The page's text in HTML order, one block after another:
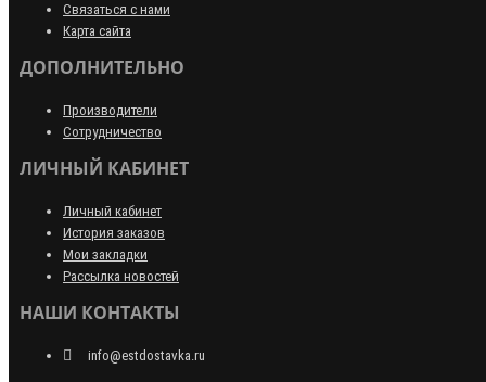
Связаться с нами
Карта сайта
ДОПОЛНИТЕЛЬНО
Производители
Сотрудничество
ЛИЧНЫЙ КАБИНЕТ
Личный кабинет
История заказов
Мои закладки
Рассылка новостей
НАШИ КОНТАКТЫ
info@estdostavka.ru